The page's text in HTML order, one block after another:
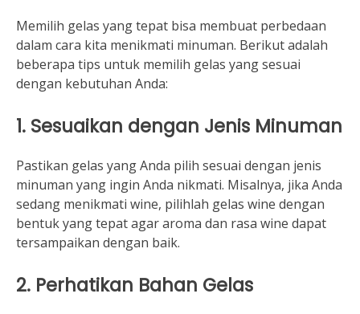
Memilih gelas yang tepat bisa membuat perbedaan
dalam cara kita menikmati minuman. Berikut adalah
beberapa tips untuk memilih gelas yang sesuai
dengan kebutuhan Anda:
1. Sesuaikan dengan Jenis Minuman
Pastikan gelas yang Anda pilih sesuai dengan jenis
minuman yang ingin Anda nikmati. Misalnya, jika Anda
sedang menikmati wine, pilihlah gelas wine dengan
bentuk yang tepat agar aroma dan rasa wine dapat
tersampaikan dengan baik.
2. Perhatikan Bahan Gelas